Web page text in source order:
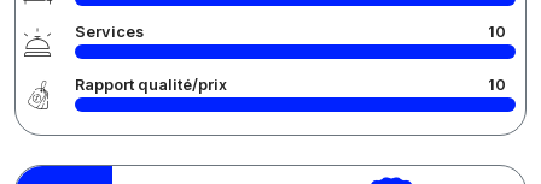
Services 10
Rapport qualité/prix 10